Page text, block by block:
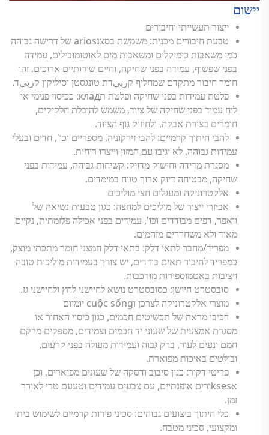
יישום
ייצור תעשייתי וחיבורים
טבעת חיבורים מכנית: משמשת בסצנarios של דרישה גבוהה
כמו משאבות כימיקלים ומשאבות מים לאוטומובילים, עמידה
בפני שפשוף, עמידה בפני שחיקה, וחיים שירותיים ארוכים. זהו
חומר חיבור מתקדם שמחליף קربيדת טונגסטן וסיליקון קربيד.
פלטת עמידות בפני שחיקה ופלטת תклад: ככיסוי פנימי או
לוח עמיד בפני שחיקה של ציוד, משמש להובלת חלקיקים,
חומרים בצורת אבקה, ולחיזוק גוף הציוד.
להבי חיתוך קרמיים: להבי זירקוניה, מספריים וכו', חדים ובעלי
עמידות גבוהה, לא יגיבו עם המזון וייצרו ריחות.
מסגרת מדידה וחישוק מדויק: קשיחות גבוהה, עמידות בפני
שחיקה, מבטיחה דיוק ארוך טווח במימדים.
אלקטרוניקה ומעגלים חצי מוליכים
אביזרי ייצור של מוליכים למחצה: כגון טבעות נשיאה של
וואפר, דפים מבודדים וכו', עמידים בפני אכילה פלזמתית, נקיים
מאוד ולא משחררים מזהמים.
מפריד/מחבר לתאי דלק: בתאי דלק חמצני חומר מתכתי מוצק,
כמפריד לחיבור תאים בודדים, יש צורך בעמידות מוליכות טובה
ויציבות באטמוספירות מורכבות.
סובסטרט חיישן: כסובסטרט נושא לחיישני לחץ ולחיישני גז.
מוצרי אלקטרוניקה לצרכן וcuộc sống יומיום
רכיבי מראה של תכשיטים חכמים, כגון כיסוי האחור או
מסגרת אמצעית של שעוני יד חכמים וצמידים, מספקים מרקם
חמם ונעים לעור, ברק גבוה ועמידות מעולה בפני קרעים,
ובולטים באיכות מפוארת.
פריטי דקור: כגון סיבוב ודסקה של שעונים מפוארים, וכן
אksesורים אופנתיים, עם צבעים עמידים וטעעם טרי לאורך
זמן.
כלי חיתוך ביצועים גבוהים: סכיני פירות קרמיים לשימוש ביתי
ומקצועי, סכיני מטבח.